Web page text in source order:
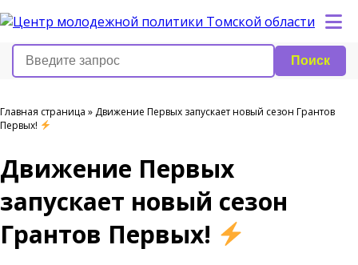
Поиск
Главная страница » Движение Первых запускает новый сезон Грантов
Первых!
Движение Первых
запускает новый сезон
Грантов Первых!